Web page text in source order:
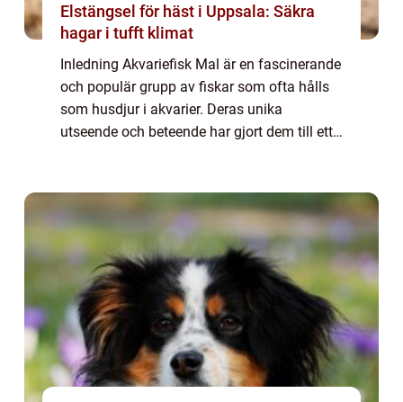
Elstängsel för häst i Uppsala: Säkra
hagar i tufft klimat
Inledning Akvariefisk Mal är en fascinerande
och populär grupp av fiskar som ofta hålls
som husdjur i akvarier. Deras unika
utseende och beteende har gjort dem till ett